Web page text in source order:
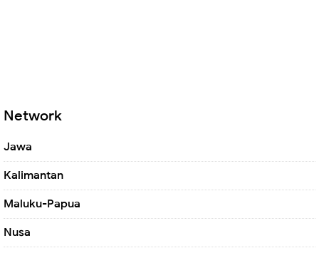
Network
Jawa
Kalimantan
Maluku-Papua
Nusa